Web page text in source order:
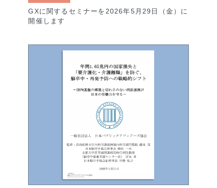
GXに関するセミナーを2026年5月29日（金）に
開催します